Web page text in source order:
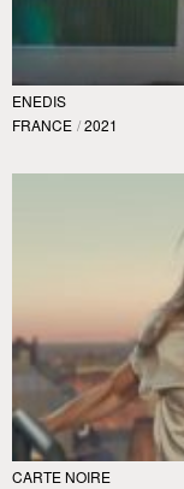
ENEDIS
FRANCE / 2021
CARTE NOIRE